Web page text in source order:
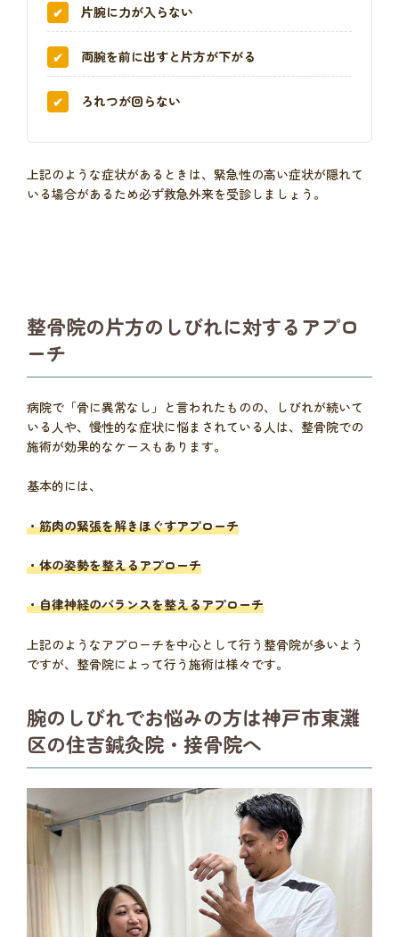
片腕に力が入らない
両腕を前に出すと片方が下がる
ろれつが回らない
上記のような症状があるときは、緊急性の高い症状が隠れて
いる場合があるため必ず救急外来を受診しましょう。
整骨院の片方のしびれに対するアプロ
ーチ
病院で「骨に異常なし」と言われたものの、しびれが続いて
いる人や、慢性的な症状に悩まされている人は、整骨院での
施術が効果的なケースもあります。
基本的には、
・筋肉の緊張を解きほぐすアプローチ
・体の姿勢を整えるアプローチ
・自律神経のバランスを整えるアプローチ
上記のようなアプローチを中心として行う整骨院が多いよう
ですが、整骨院によって行う施術は様々です。
腕のしびれでお悩みの方は神戸市東灘
区の住吉鍼灸院・接骨院へ